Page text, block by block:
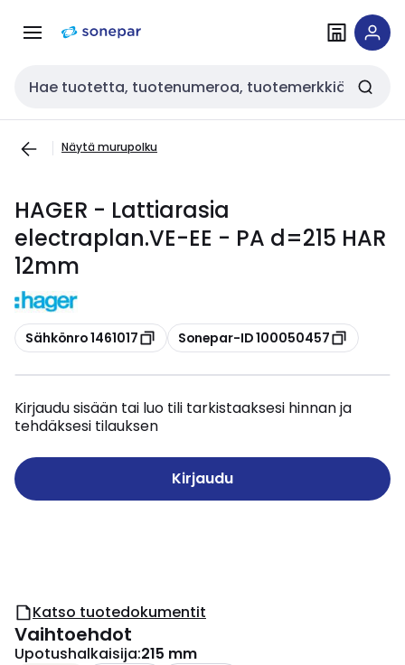
navigointiinsisältöön
Haku
Näytä murupolku
HAGER - Lattiarasia
electraplan.VE-EE - PA d=215 HAR
12mm
Kopioi
Sähkönro 1461017 Kopioi
Sonepar-ID 100050457
Kirjaudu sisään tai luo tili tarkistaaksesi hinnan ja
tehdäksesi tilauksen
Kirjaudu
Katso tuotedokumentit
Vaihtoehdot
Upotushalkaisija:215 mm